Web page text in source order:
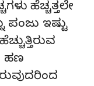
ಹೆಚ್ಚತ್ತಲೇ
ಪಂಜು ಇಷ್ಟು
ಹಣ